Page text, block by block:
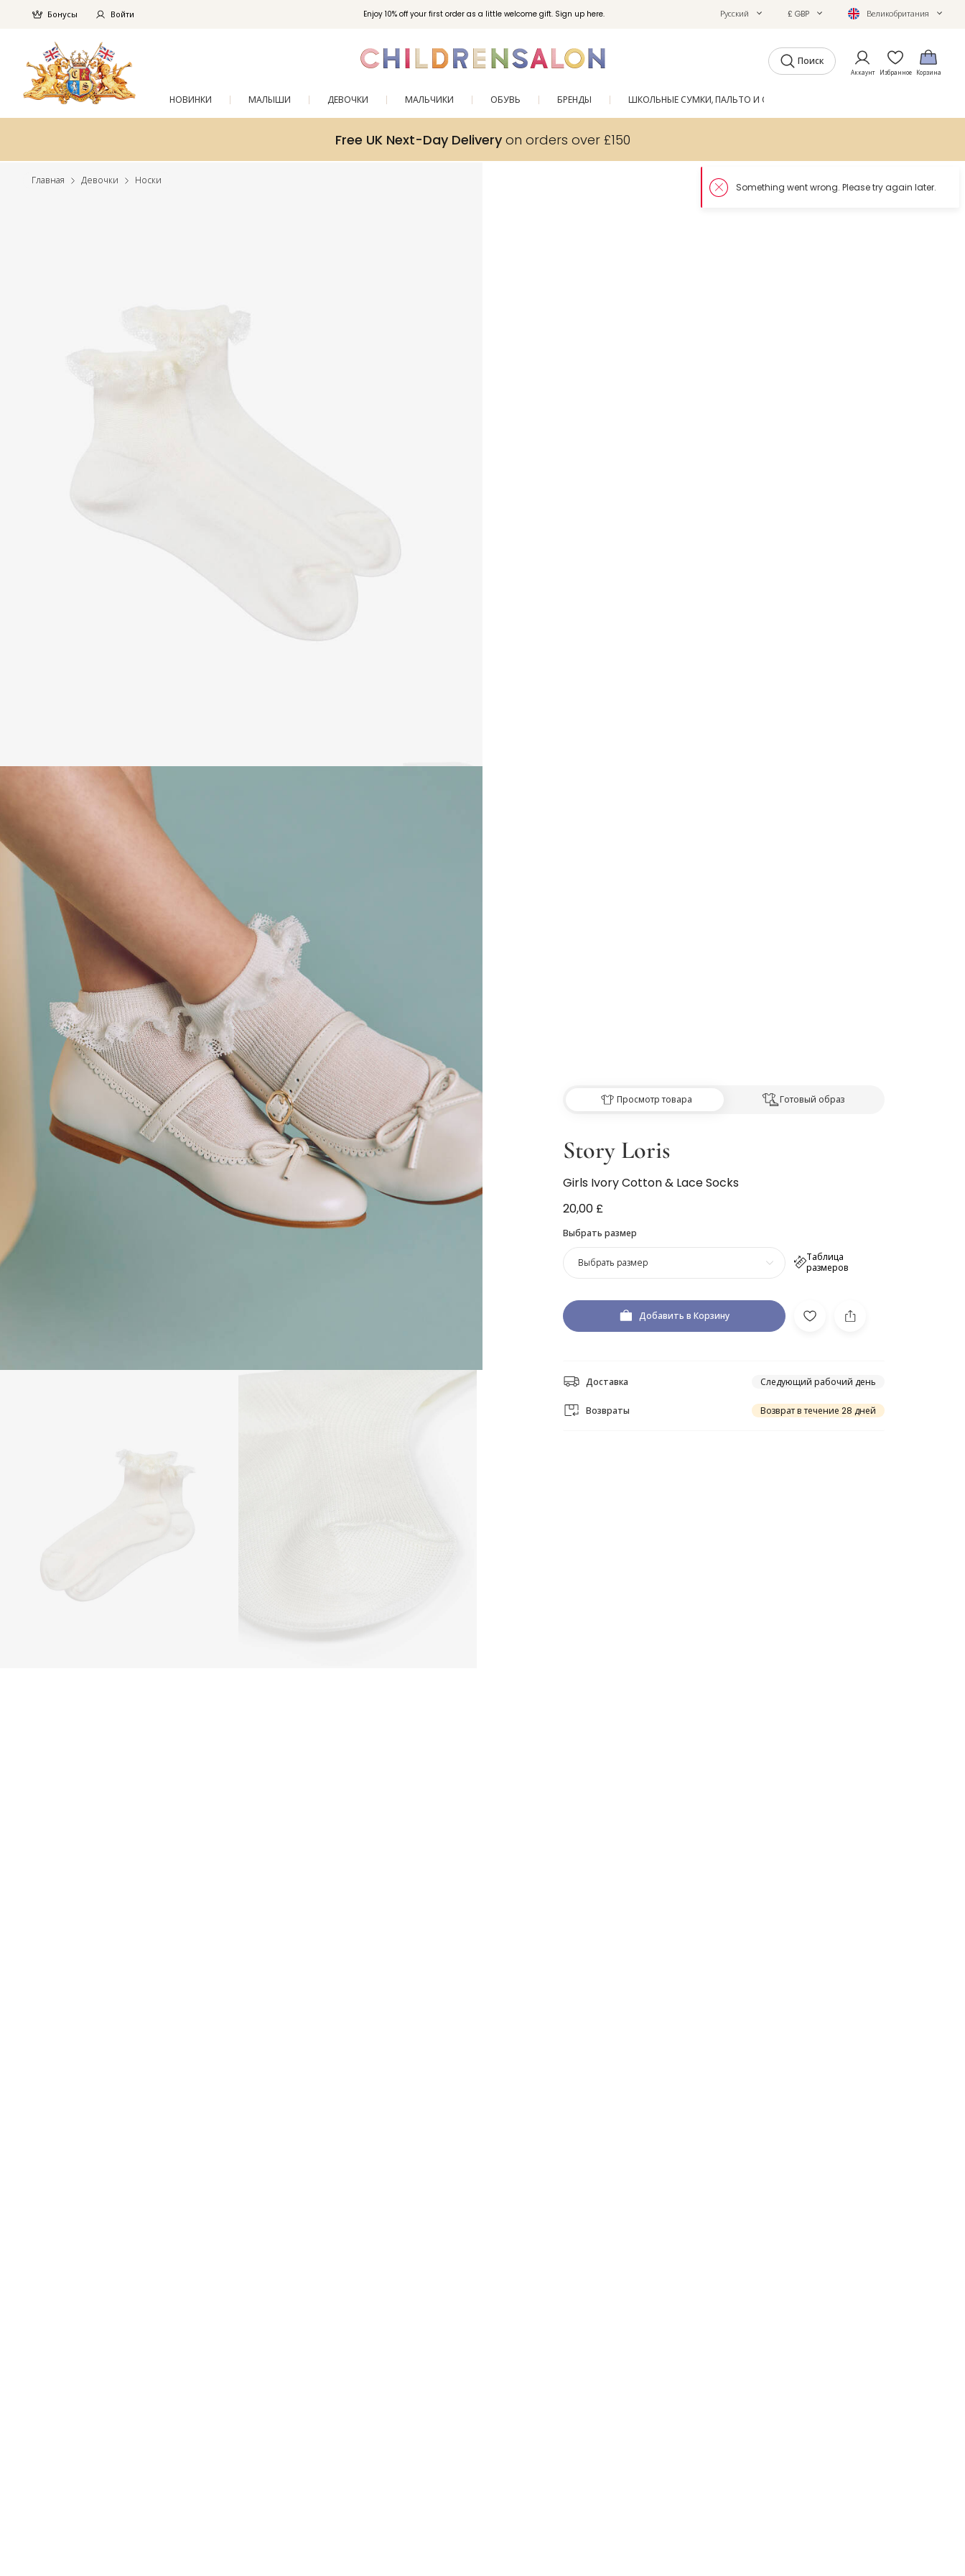
Enjoy 10% off your first order as a little welcome gift. Sign up here.
Бонусы Войти Русский £ GBP Великобритания
Поиск
Аккаунт Избранное Корзина
НОВИНКИ МАЛЫШИ ДЕВОЧКИ МАЛЬЧИКИ ОБУВЬ БРЕНДЫ ШКОЛЬНЫЕ СУМКИ, ПАЛЬТО И ОБУВЬ
Free UK Next-Day Deliveryon orders over £150
Главная Девочки Носки
Просмотр товара Готовый образ
Story Loris
Girls Ivory Cotton & Lace Socks
20,00 £
Выбрать размер
Таблица
размеров
Выбрать размер
Добавить в Корзину
Доставка Следующий рабочий день
Возвраты Возврат в течение 28 дней